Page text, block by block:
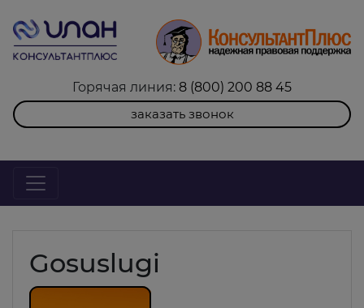
Горячая линия: 8 (800) 200 88 45
заказать звонок
Gosuslugi